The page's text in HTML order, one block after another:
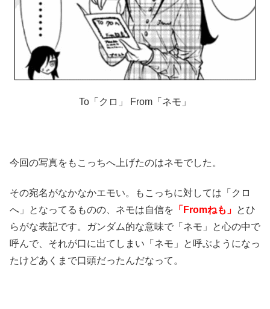
To「クロ」 From「ネモ」
今回の写真をもこっちへ上げたのはネモでした。
その宛名がなかなかエモい。もこっちに対しては「クロ
へ」となってるものの、ネモは自信を 「Fromねも」 とひ
らがな表記です。ガンダム的な意味で「ネモ」と心の中で
呼んで、それが口に出てしまい「ネモ」と呼ぶようになっ
たけどあくまで口頭だったんだなって。